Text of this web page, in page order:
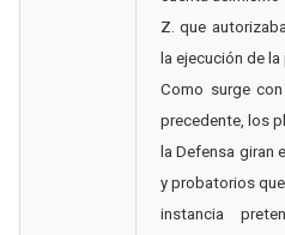
Z. que
la ejecución de
Como surge
precedente, los
la Defensa
y probatorios
instancia